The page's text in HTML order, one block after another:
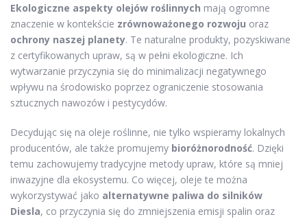
Ekologiczne aspekty olejów roślinnych mają ogromne
znaczenie w kontekście zrównoważonego rozwoju oraz
ochrony naszej planety. Te naturalne produkty, pozyskiwane
z certyfikowanych upraw, są w pełni ekologiczne. Ich
wytwarzanie przyczynia się do minimalizacji negatywnego
wpływu na środowisko poprzez ograniczenie stosowania
sztucznych nawozów i pestycydów.
Decydując się na oleje roślinne, nie tylko wspieramy lokalnych
producentów, ale także promujemy bioróżnorodność. Dzięki
temu zachowujemy tradycyjne metody upraw, które są mniej
inwazyjne dla ekosystemu. Co więcej, oleje te można
wykorzystywać jako alternatywne paliwa do silników
Diesla, co przyczynia się do zmniejszenia emisji spalin oraz